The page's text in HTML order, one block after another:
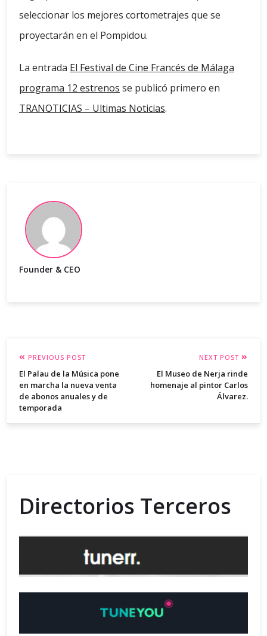
seleccionar los mejores cortometrajes que se
proyectarán en el Pompidou.
La entrada El Festival de Cine Francés de Málaga
programa 12 estrenos se publicó primero en
TRANOTICIAS – Ultimas Noticias.
Founder & CEO
PREVIOUS POST
El Palau de la Música pone
en marcha la nueva venta
de abonos anuales y de
temporada
NEXT POST
El Museo de Nerja rinde
homenaje al pintor Carlos
Álvarez.
Directorios Terceros